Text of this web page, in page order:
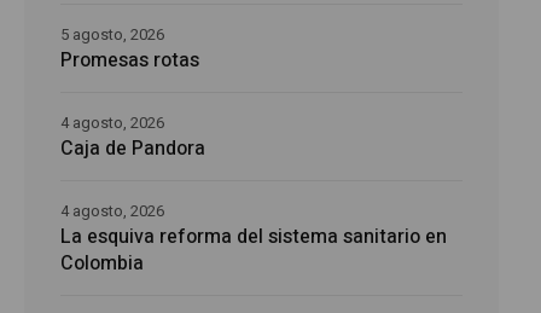
Promesas rotas
5 agosto, 2026
Caja de Pandora
4 agosto, 2026
La esquiva reforma del sistema sanitario en
Colombia
4 agosto, 2026